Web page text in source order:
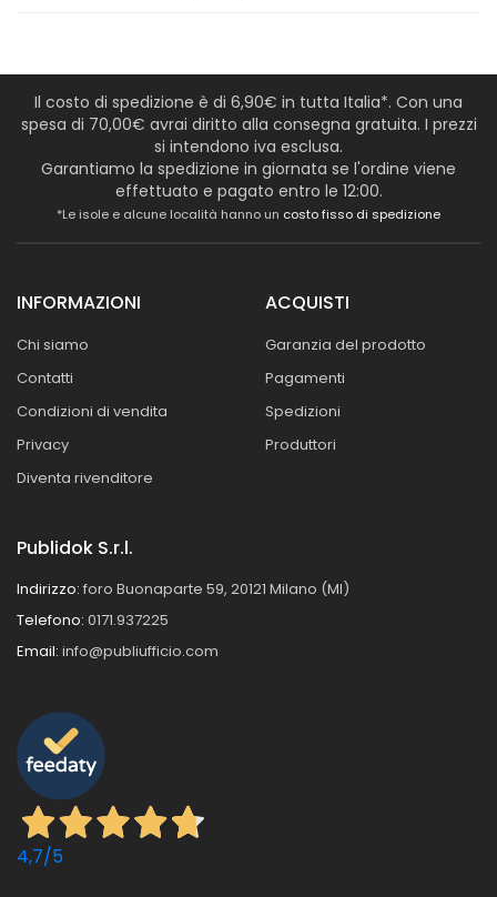
Il costo di spedizione è di 6,90€ in tutta Italia*. Con una
spesa di 70,00€ avrai diritto alla consegna gratuita. I prezzi
si intendono iva esclusa.
Garantiamo la spedizione in giornata se l'ordine viene
effettuato e pagato entro le 12:00.
*Le isole e alcune località hanno un costo fisso di spedizione
INFORMAZIONI
Chi siamo
Contatti
Condizioni di vendita
Privacy
Diventa rivenditore
ACQUISTI
Garanzia del prodotto
Pagamenti
Spedizioni
Produttori
Publidok S.r.l.
Indirizzo: foro Buonaparte 59, 20121 Milano (MI)
Telefono: 0171.937225
Email: info@publiufficio.com
4,7/5